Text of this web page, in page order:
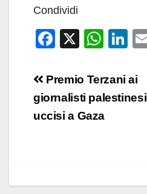
Condividi
F
c
e
b
X
W
at
s
A
Li
k
e
Navigazione
articoli
Premio Terzani ai
giornalisti palestinesi
uccisi a Gaza